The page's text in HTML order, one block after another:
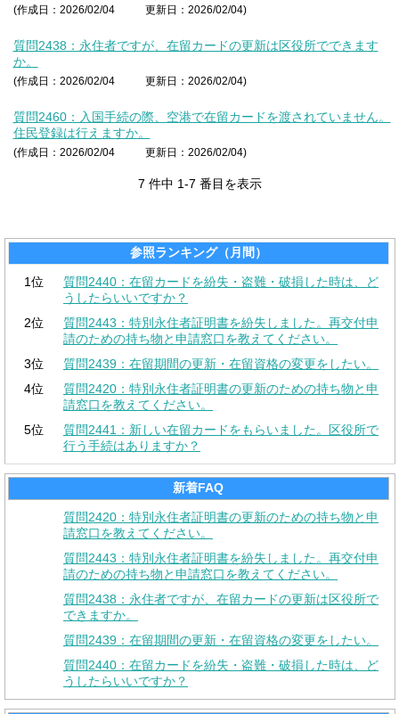
(作成日：2026/02/04 更新日：2026/02/04)
質問2438：永住者ですが、在留カードの更新は区役所でできます
か。
(作成日：2026/02/04 更新日：2026/02/04)
質問2460：入国手続の際、空港で在留カードを渡されていません。
住民登録は行えますか。
(作成日：2026/02/04 更新日：2026/02/04)
7 件中 1-7 番目を表示
参照ランキング（月間）
1位
質問2440：在留カードを紛失・盗難・破損した時は、ど
うしたらいいですか？
2位
質問2443：特別永住者証明書を紛失しました。再交付申
請のための持ち物と申請窓口を教えてください。
3位
質問2439：在留期間の更新・在留資格の変更をしたい。
4位
質問2420：特別永住者証明書の更新のための持ち物と申
請窓口を教えてください。
5位
質問2441：新しい在留カードをもらいました。区役所で
行う手続はありますか？
新着FAQ
質問2420：特別永住者証明書の更新のための持ち物と申
請窓口を教えてください。
質問2443：特別永住者証明書を紛失しました。再交付申
請のための持ち物と申請窓口を教えてください。
質問2438：永住者ですが、在留カードの更新は区役所で
できますか。
質問2439：在留期間の更新・在留資格の変更をしたい。
質問2440：在留カードを紛失・盗難・破損した時は、ど
うしたらいいですか？